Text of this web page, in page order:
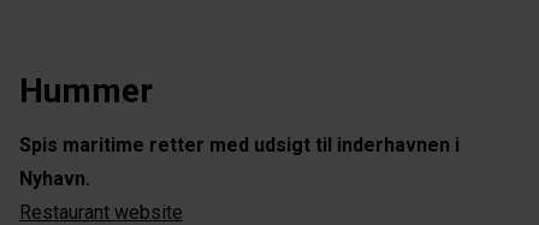
Hummer
Spis maritime retter med udsigt til inderhavnen i
Nyhavn.
Restaurant website